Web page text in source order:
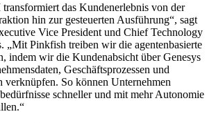
das Kundenerlebnis von der
hin zur gesteuerten Ausführung“, sagt
Vice President und Chief Technology
„Mit Pinkfish treiben wir die agentenbasierte
indem wir die Kundenabsicht über Genesys
Geschäftsprozessen und
verknüpfen. So können Unternehmen
schneller und mit mehr Autonomie